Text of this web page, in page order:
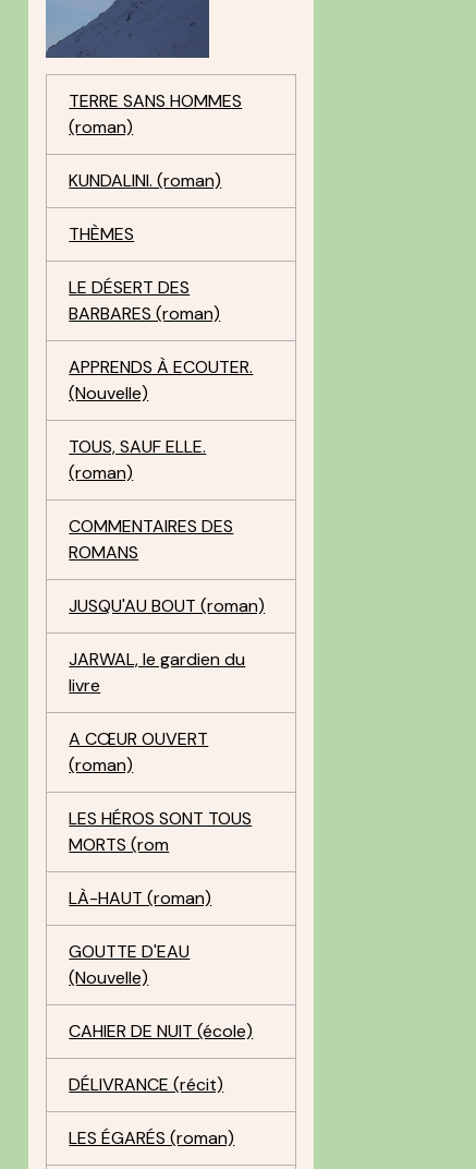
TERRE SANS HOMMES
(roman)
KUNDALINI. (roman)
THÈMES
LE DÉSERT DES
BARBARES (roman)
APPRENDS À ECOUTER.
(Nouvelle)
TOUS, SAUF ELLE.
(roman)
COMMENTAIRES DES
ROMANS
JUSQU'AU BOUT (roman)
JARWAL, le gardien du
livre
A CŒUR OUVERT
(roman)
LES HÉROS SONT TOUS
MORTS (rom
LÀ-HAUT (roman)
GOUTTE D'EAU
(Nouvelle)
CAHIER DE NUIT (école)
DÉLIVRANCE (récit)
LES ÉGARÉS (roman)